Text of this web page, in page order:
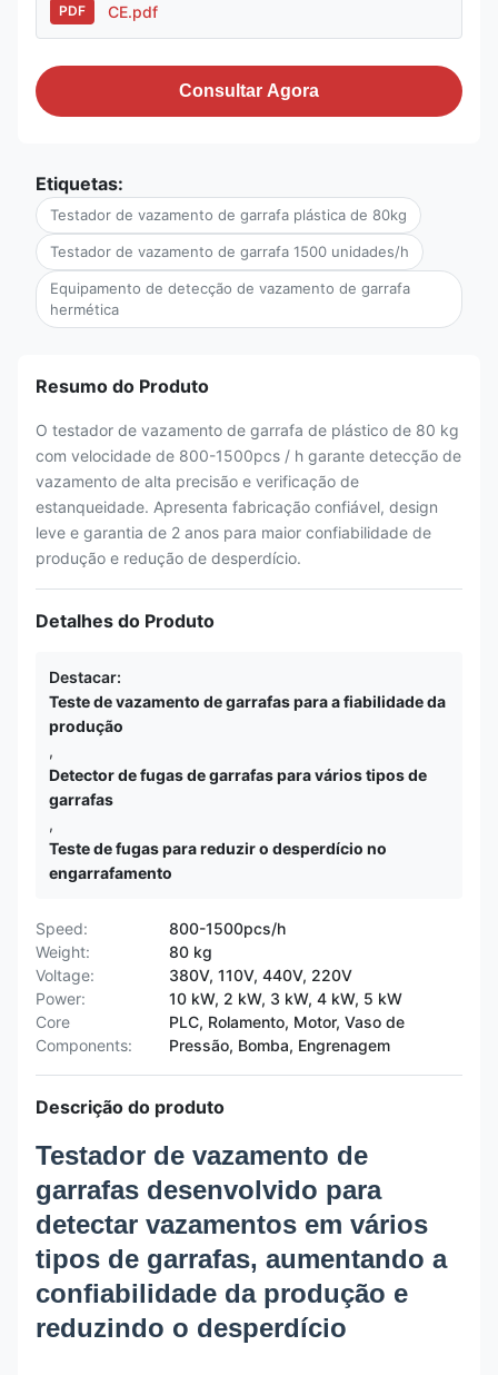
PDF CE.pdf
Consultar Agora
Etiquetas:
Testador de vazamento de garrafa plástica de 80kg
Testador de vazamento de garrafa 1500 unidades/h
Equipamento de detecção de vazamento de garrafa
hermética
Resumo do Produto
O testador de vazamento de garrafa de plástico de 80 kg
com velocidade de 800-1500pcs / h garante detecção de
vazamento de alta precisão e verificação de
estanqueidade. Apresenta fabricação confiável, design
leve e garantia de 2 anos para maior confiabilidade de
produção e redução de desperdício.
Detalhes do Produto
Destacar:
Teste de vazamento de garrafas para a fiabilidade da
produção
,
Detector de fugas de garrafas para vários tipos de
garrafas
,
Teste de fugas para reduzir o desperdício no
engarrafamento
Speed:
800-1500pcs/h
Weight:
80 kg
Voltage:
380V, 110V, 440V, 220V
Power:
10 kW, 2 kW, 3 kW, 4 kW, 5 kW
Core
Components:
PLC, Rolamento, Motor, Vaso de
Pressão, Bomba, Engrenagem
Descrição do produto
Testador de vazamento de
garrafas desenvolvido para
detectar vazamentos em vários
tipos de garrafas, aumentando a
confiabilidade da produção e
reduzindo o desperdício